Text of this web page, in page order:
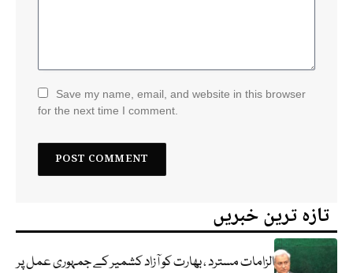
Save my name, email, and website in this browser
for the next time I comment.
تازہ ترین خبریں
الزامات مسترد ، بھارت کو آزاد کشمیر کے جمہوری عمل پر